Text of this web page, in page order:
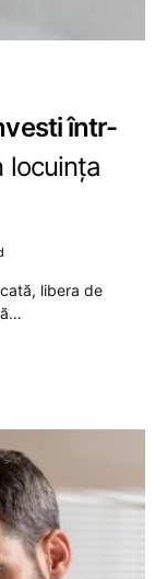
într-
locuința
libera de